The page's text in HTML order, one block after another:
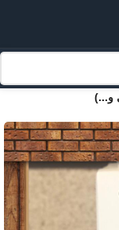
و...)